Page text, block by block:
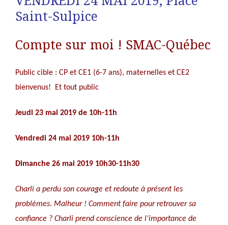
Saint-Sulpice
Compte sur moi ! SMAC-Québec
Public cible : CP et CE1 (6-7 ans), maternelles et CE2
bienvenus! Et tout public
Jeudi 23 mai 2019 de 10h-11h
Vendredi 24 mai 2019 10h-11h
Dimanche 26 mai 2019 10h30-11h30
Charli a perdu son courage et redoute à présent les
problèmes. Malheur ! Comment faire pour retrouver sa
confiance ? Charli prend conscience de l’importance de